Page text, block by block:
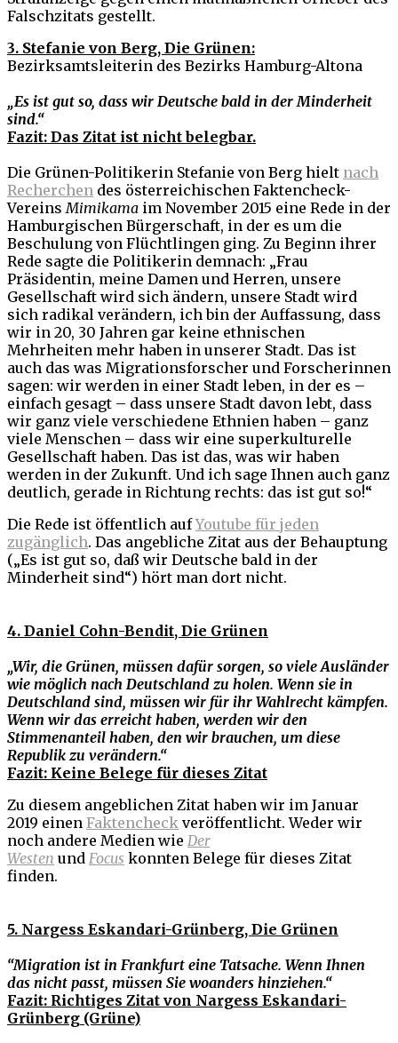
Falschzitats gestellt.
3. Stefanie von Berg, Die Grünen:
Bezirksamtsleiterin des Bezirks Hamburg-Altona
„Es ist gut so, dass wir Deutsche bald in der Minderheit
sind.“
Fazit: Das Zitat ist nicht belegbar.
Die Grünen-Politikerin Stefanie von Berg hielt nach
Recherchen des österreichischen Faktencheck-
Vereins Mimikama im November 2015 eine Rede in der
Hamburgischen Bürgerschaft, in der es um die
Beschulung von Flüchtlingen ging. Zu Beginn ihrer
Rede sagte die Politikerin demnach: „Frau
Präsidentin, meine Damen und Herren, unsere
Gesellschaft wird sich ändern, unsere Stadt wird
sich radikal verändern, ich bin der Auffassung, dass
wir in 20, 30 Jahren gar keine ethnischen
Mehrheiten mehr haben in unserer Stadt. Das ist
auch das was Migrationsforscher und Forscherinnen
sagen: wir werden in einer Stadt leben, in der es –
einfach gesagt – dass unsere Stadt davon lebt, dass
wir ganz viele verschiedene Ethnien haben – ganz
viele Menschen – dass wir eine superkulturelle
Gesellschaft haben. Das ist das, was wir haben
werden in der Zukunft. Und ich sage Ihnen auch ganz
deutlich, gerade in Richtung rechts: das ist gut so!“
Die Rede ist öffentlich aufYoutube für jeden
zugänglich. Das angebliche Zitat aus der Behauptung
(„Es ist gut so, daß wir Deutsche bald in der
Minderheit sind“) hört man dort nicht.
4. Daniel Cohn-Bendit, Die Grünen
„Wir, die Grünen, müssen dafür sorgen, so viele Ausländer
wie möglich nach Deutschland zu holen. Wenn sie in
Deutschland sind, müssen wir für ihr Wahlrecht kämpfen.
Wenn wir das erreicht haben, werden wir den
Stimmenanteil haben, den wir brauchen, um diese
Republik zu verändern.“
Fazit: Keine Belege für dieses Zitat
Zu diesem angeblichen Zitat haben wir im Januar
2019 einen Faktencheck veröffentlicht. Weder wir
noch andere Medien wie Der
Westen und Focus konnten Belege für dieses Zitat
finden.
5. Nargess Eskandari-Grünberg, Die Grünen
“Migration ist in Frankfurt eine Tatsache. Wenn Ihnen
das nicht passt, müssen Sie woanders hinziehen.“
Fazit: Richtiges Zitat von Nargess Eskandari-
Grünberg (Grüne)